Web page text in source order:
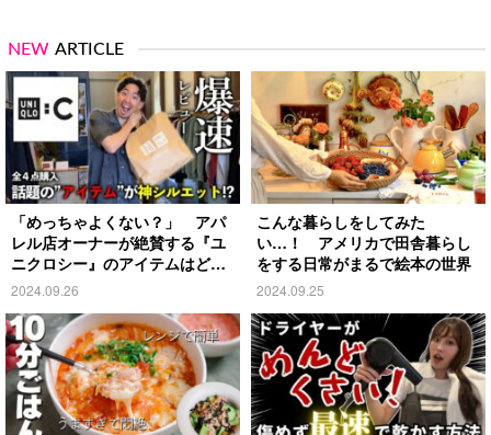
NEW ARTICLE
「めっちゃよくない？」 アパ
レル店オーナーが絶賛する『ユ
ニクロシー』のアイテムはど
れ？
2024.09.26
こんな暮らしをしてみた
い…！ アメリカで田舎暮らし
をする日常がまるで絵本の世界
2024.09.25